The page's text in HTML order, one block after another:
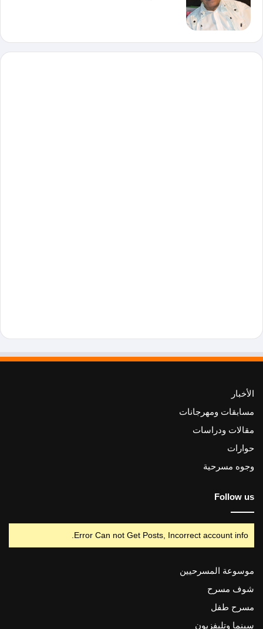
الأخبار
مسابقات ومهرجانات
مقالات ودراسات
حوارات
وجوه مسرحية
Follow us
Error Can not Get Posts, Incorrect account info.
موسوعة المسرحيين
شوف مسرح
مسرح طفل
سينما وتليفزيون